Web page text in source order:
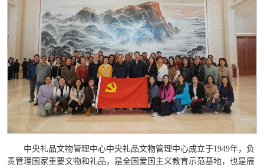
中央礼品文物管理中心中央礼品文物管理中心成立于1949年，负
责管理国家重要文物和礼品，是全国爱国主义教育示范基地，也是展